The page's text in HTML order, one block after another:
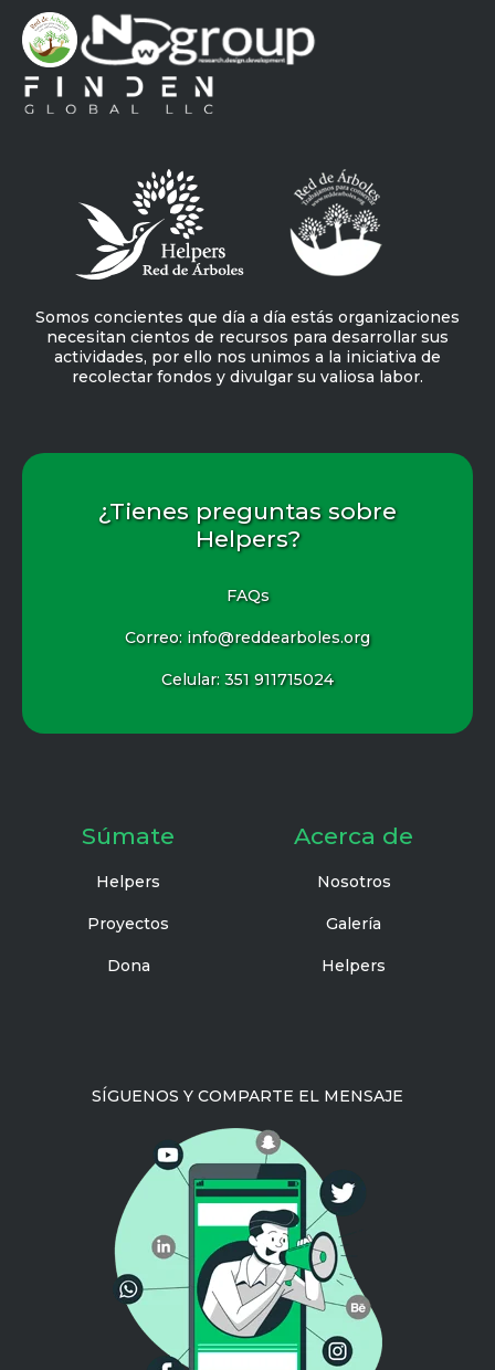
Somos concientes que día a día estás organizaciones
necesitan cientos de recursos para desarrollar sus
actividades, por ello nos unimos a la iniciativa de
recolectar fondos y divulgar su valiosa labor.
¿Tienes preguntas sobre
Helpers?
FAQs
Correo: info@reddearboles.org
Celular: 351 911715024
Súmate
Helpers
Proyectos
Dona
Acerca de
Nosotros
Galería
Helpers
SÍGUENOS Y COMPARTE EL MENSAJE